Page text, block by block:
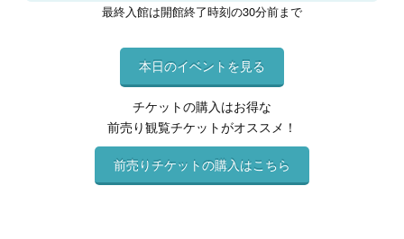
最終入館は開館終了時刻の30分前まで
本日のイベントを見る
チケットの購入はお得な
前売り観覧チケットがオススメ！
前売りチケットの購入はこちら